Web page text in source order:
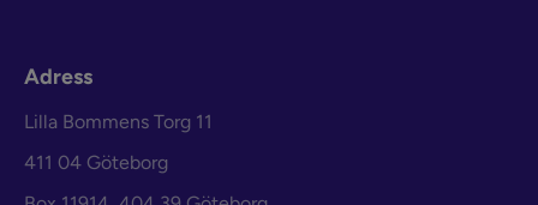
Adress
Lilla Bommens Torg 11
411 04 Göteborg